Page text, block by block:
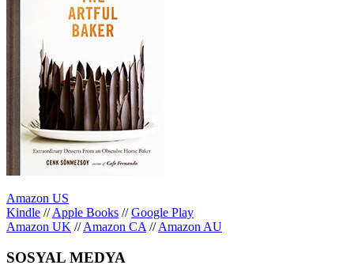
Amazon US
Kindle //Apple Books //Google Play
Amazon UK //Amazon CA //Amazon AU
SOSYAL MEDYA